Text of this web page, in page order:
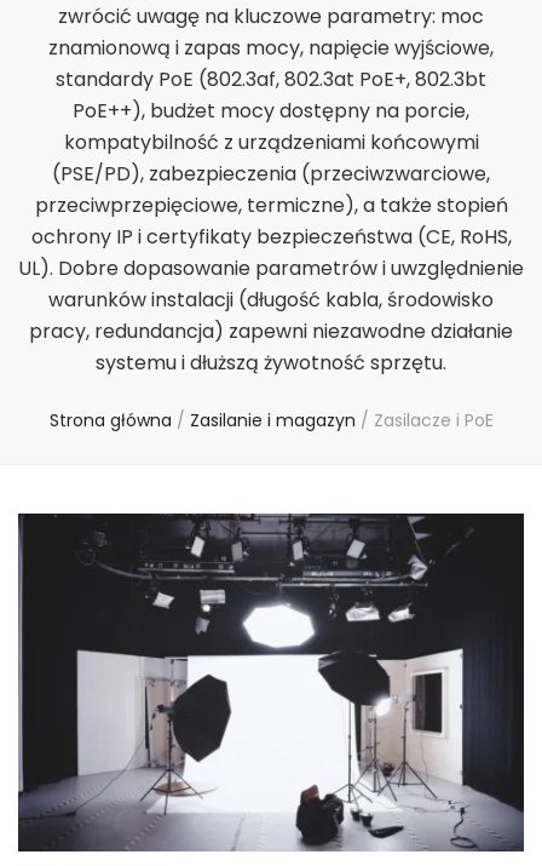
zwrócić uwagę na kluczowe parametry: moc
znamionową i zapas mocy, napięcie wyjściowe,
standardy PoE (802.3af, 802.3at PoE+, 802.3bt
PoE++), budżet mocy dostępny na porcie,
kompatybilność z urządzeniami końcowymi
(PSE/PD), zabezpieczenia (przeciwzwarciowe,
przeciwprzepięciowe, termiczne), a także stopień
ochrony IP i certyfikaty bezpieczeństwa (CE, RoHS,
UL). Dobre dopasowanie parametrów i uwzględnienie
warunków instalacji (długość kabla, środowisko
pracy, redundancja) zapewni niezawodne działanie
systemu i dłuższą żywotność sprzętu.
Strona główna / Zasilanie i magazyn / Zasilacze i PoE